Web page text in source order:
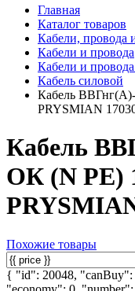
Главная
Каталог товаров
Кабели, провода
Кабели и провода
Кабели и
Кабель силовой
Кабель
PRYSMIAN
Кабель
ОК (N PE)
Похожие товары
{ "id": 20048,